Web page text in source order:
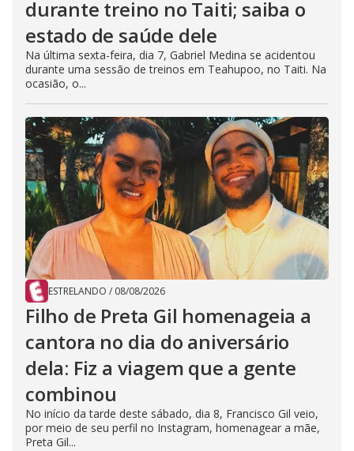
durante treino no Taiti; saiba o
estado de saúde dele
Na última sexta-feira, dia 7, Gabriel Medina se acidentou
durante uma sessão de treinos em Teahupoo, no Taiti. Na
ocasião, o...
ESTRELANDO / 08/08/2026
Filho de Preta Gil homenageia a
cantora no dia do aniversário
dela: Fiz a viagem que a gente
combinou
No início da tarde deste sábado, dia 8, Francisco Gil veio,
por meio de seu perfil no Instagram, homenagear a mãe,
Preta Gil...